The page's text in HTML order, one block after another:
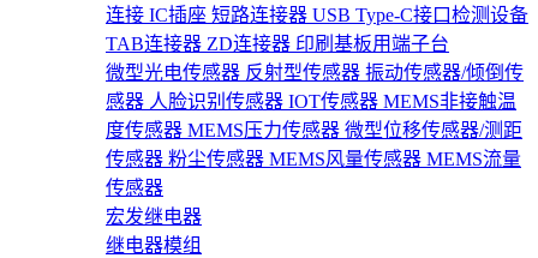
连接 IC插座 短路连接器 USB Type-C接口检测设备
TAB连接器 ZD连接器 印刷基板用端子台
微型光电传感器 反射型传感器 振动传感器/倾倒传
感器 人脸识别传感器 IOT传感器 MEMS非接触温
度传感器 MEMS压力传感器 微型位移传感器/测距
传感器 粉尘传感器 MEMS风量传感器 MEMS流量
传感器
宏发继电器
继电器模组